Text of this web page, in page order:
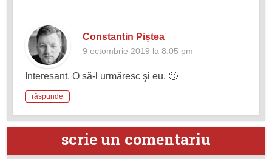
Constantin Piștea
9 octombrie 2019 la 8:05 pm
Interesant. O să-l urmăresc şi eu. 🙂
răspunde
scrie un comentariu